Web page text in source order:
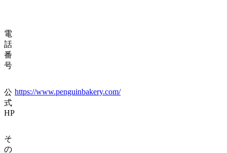
電
話
番
号
公
式
HP
https://www.penguinbakery.com/
そ
の